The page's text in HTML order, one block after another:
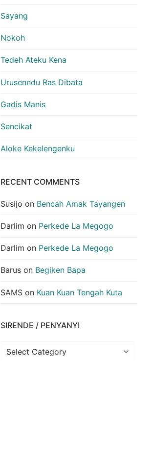
Sayang
Nokoh
Tedeh Ateku Kena
Urusenndu Ras Dibata
Gadis Manis
Sencikat
Aloke Kekelengenku
RECENT COMMENTS
Susijo on Bencah Amak Tayangen
Darlim on Perkede La Megogo
Darlim on Perkede La Megogo
Barus on Begiken Bapa
SAMS on Kuan Kuan Tengah Kuta
SIRENDE / PENYANYI
Sirende